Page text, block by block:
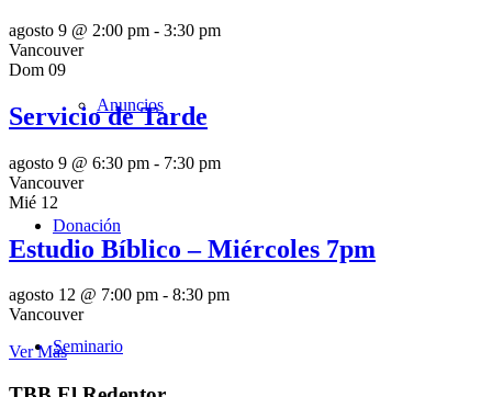
Anuncios
Donación
Seminario
agosto 9 @ 2:00 pm - 3:30 pm
Vancouver
Dom 09
Servicio de Tarde
agosto 9 @ 6:30 pm - 7:30 pm
Vancouver
Mié 12
Estudio Bíblico – Miércoles 7pm
agosto 12 @ 7:00 pm - 8:30 pm
Vancouver
Ver Más